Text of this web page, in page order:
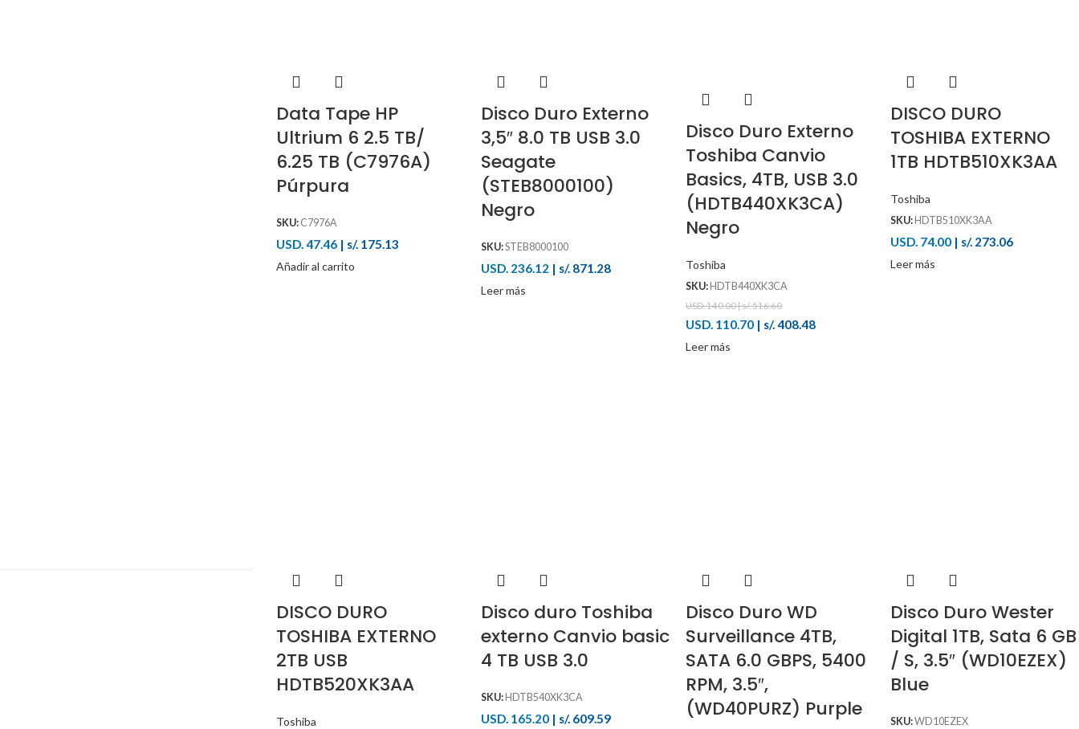
Data Tape HP
Ultrium 6 2.5 TB/
6.25 TB (C7976A)
Púrpura
SKU: C7976A
USD. 47.46| s/. 175.13
Añadir al carrito
Disco Duro Externo
3,5″ 8.0 TB USB 3.0
Seagate
(STEB8000100)
Negro
SKU:STEB8000100
USD. 236.12 | s/. 871.28
Leer más
Disco Duro Externo
Toshiba Canvio
Basics, 4TB, USB 3.0
(HDTB440XK3CA)
Negro
Toshiba
SKU: HDTB440XK3CA
USD. 140.00 | s/. 516.60
USD. 110.70| s/. 408.48
Leer más
DISCO DURO
TOSHIBA EXTERNO
1TB HDTB510XK3AA
Toshiba
SKU: HDTB510XK3AA
USD. 74.00| s/. 273.06
Leer más
DISCO DURO
TOSHIBA EXTERNO
2TB USB
HDTB520XK3AA
Toshiba
Disco duro Toshiba
externo Canvio basic
4 TB USB 3.0
SKU: HDTB540XK3CA
USD. 165.20| s/. 609.59
Disco Duro WD
Surveillance 4TB,
SATA 6.0 GBPS, 5400
RPM, 3.5″,
(WD40PURZ) Purple
Disco Duro Wester
Digital 1TB, Sata 6 GB
/ S, 3.5″ (WD10EZEX)
Blue
SKU:WD10EZEX